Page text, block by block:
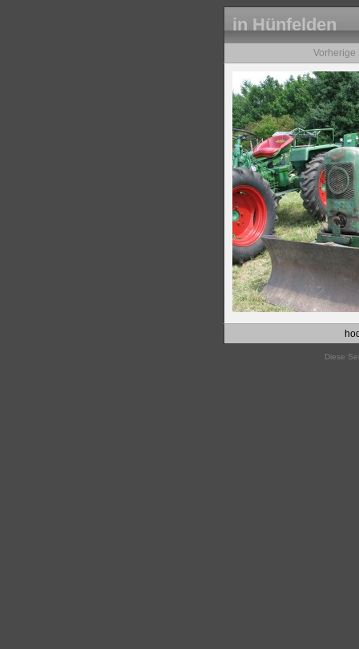
in Hünfelden
Vorherige
Diese